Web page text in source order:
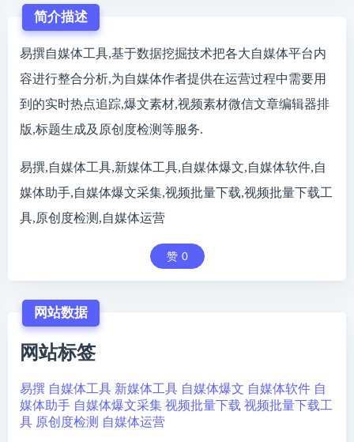
简介描述
易撰自媒体工具,基于数据挖掘技术把各大自媒体平台内
容进行整合分析,为自媒体作者提供在运营过程中需要用
到的实时热点追踪,爆文素材,视频素材微信文章编辑器排
版,标题生成及原创度检测等服务.
易撰,自媒体工具,新媒体工具,自媒体爆文,自媒体软件,自
媒体助手,自媒体爆文采集,视频批量下载,视频批量下载工
具,原创度检测,自媒体运营
赞 0
网站数据
网站标签
易撰 自媒体工具 新媒体工具 自媒体爆文 自媒体软件 自
媒体助手 自媒体爆文采集 视频批量下载 视频批量下载工
具 原创度检测 自媒体运营